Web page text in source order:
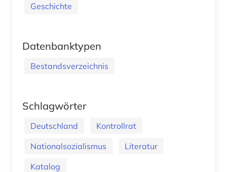
Geschichte
Datenbanktypen
Bestandsverzeichnis
Schlagwörter
Deutschland
Kontrollrat
Nationalsozialismus
Literatur
Katalog